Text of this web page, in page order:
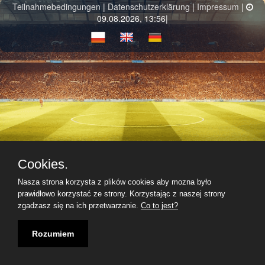
Teilnahmebedingungen| Datenschutzerklärung| Impressum |
09.08.2026, 13:56|
Cookies.
Nasza strona korzysta z plików cookies aby mozna było
prawidłowo korzystać ze strony. Korzystając z naszej strony
zgadzasz się na ich przetwarzanie. Co to jest?
Rozumiem